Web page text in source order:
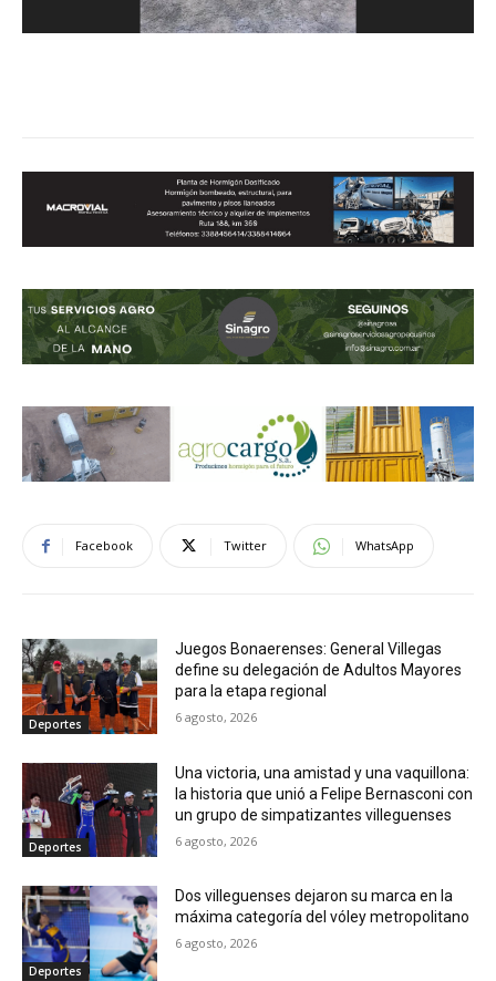
Facebook Twitter WhatsApp
Deportes
Juegos Bonaerenses: General Villegas
define su delegación de Adultos Mayores
para la etapa regional
6 agosto, 2026
Deportes
Una victoria, una amistad y una vaquillona:
la historia que unió a Felipe Bernasconi con
un grupo de simpatizantes villeguenses
6 agosto, 2026
Deportes
Dos villeguenses dejaron su marca en la
máxima categoría del vóley metropolitano
6 agosto, 2026